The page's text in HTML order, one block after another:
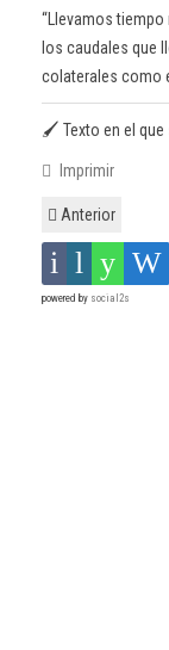
“Llevamos
los caudales que
colaterales como
🖌️ Texto en el que
Imprimir
Anterior
powered by social2s